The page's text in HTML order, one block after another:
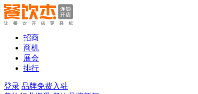
招商
商机
展会
排行
登录 品牌免费入驻